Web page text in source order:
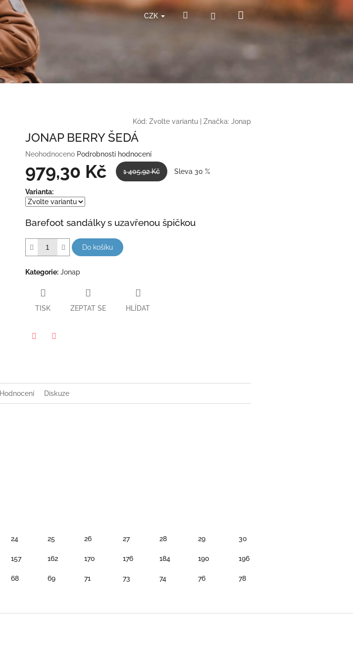
CZK HledatPřihlášeníNákupní
Kód: Zvolte variantu Značka: Jonap
JONAP BERRY ŠEDÁ
Průměrné
produktu
je
0,0
z
hvězdiček.
Neohodnoceno Podrobnosti hodnocení
979,30 Kč 1 405,92 Kč Sleva 30 %
Měrná
cena:
Varianta:
Barefoot sandálky s uzavřenou špičkou
Do košíku
Kategorie: Jonap
TISK ZEPTAT SE HLÍDAT
Hodnocení Diskuze
24 25 26 27 28 29 30
157 162 170 176 184 190 196
68 69 71 73 74 76
78